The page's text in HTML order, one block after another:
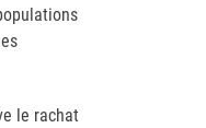
le rachat